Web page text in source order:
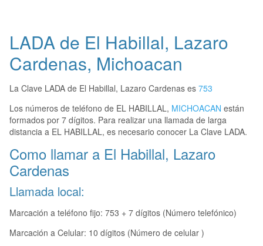
LADA de El Habillal, Lazaro
Cardenas, Michoacan
La Clave LADA de El Habillal, Lazaro Cardenas es 753
Los números de teléfono de EL HABILLAL, MICHOACAN están
formados por 7 dígitos. Para realizar una llamada de larga
distancia a EL HABILLAL, es necesario conocer La Clave LADA.
Como llamar a El Habillal, Lazaro
Cardenas
Llamada local:
Marcación a teléfono fijo: 753 + 7 dígitos (Número telefónico)
Marcación a Celular: 10 dígitos (Número de celular )